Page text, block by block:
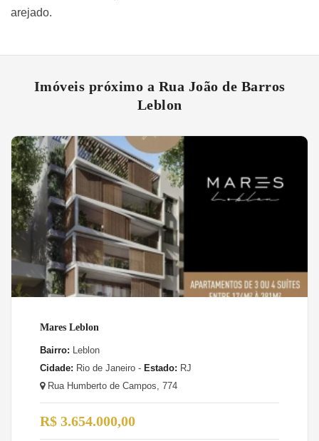
arejado.
Imóveis próximo a Rua João de Barros
Leblon
Mares Leblon
Bairro: Leblon
Cidade: Rio de Janeiro - Estado: RJ
Rua Humberto de Campos, 774
R$ 3.654.000,00